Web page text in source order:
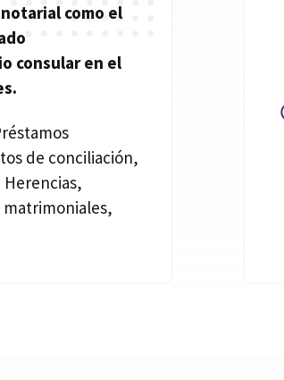
notarial como el
consular en el
de conciliación,